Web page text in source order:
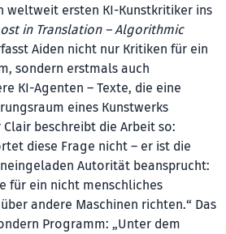
weltweit ersten KI-Kunstkritiker ins
in Translation – Algorithmic
Aiden nicht nur Kritiken für ein
sondern erstmals auch
KI-Agenten – Texte, die eine
eines Kunstwerks
beschreibt die Arbeit so:
diese Frage nicht – er ist die
Autorität beansprucht:
für ein nicht menschliches
andere Maschinen richten.“ Das
Programm: „Unter dem